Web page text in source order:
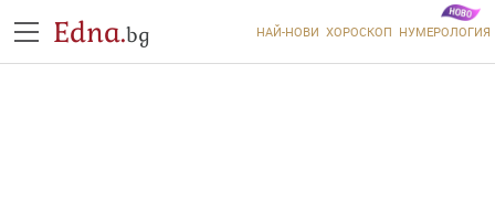
Edna.bg НАЙ-НОВИ ХОРОСКОП НУМЕРОЛОГИЯ